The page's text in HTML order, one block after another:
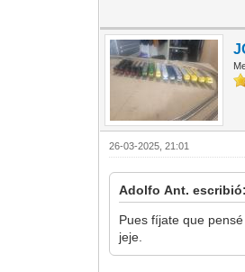
26-03-2025, 21:01
Adolfo Ant. escribió:
Pues fíjate que
jeje.